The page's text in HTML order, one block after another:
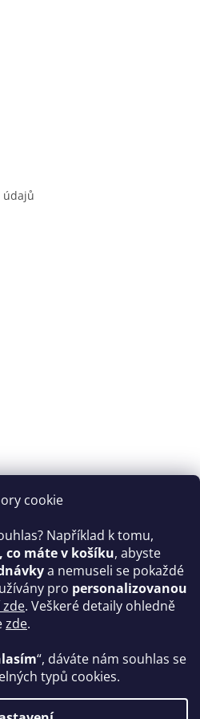
cookie
Například k tomu,
co máte v košíku, abyste
a nemuseli se pokaždé
pro personalizovanou
. Veškeré detaily ohledně
zde.
“, dáváte nám souhlas se
typů cookies.
údajů